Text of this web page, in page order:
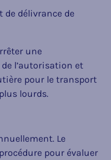
de délivrance de
une
l’autorisation et
pour le transport
lourds.
Le
pour évaluer